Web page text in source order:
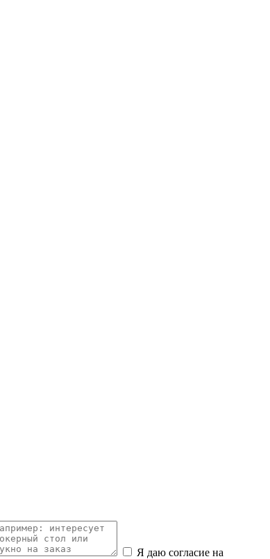
Я даю согласие на